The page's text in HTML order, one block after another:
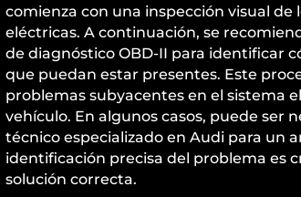
comienza con una inspección visual de
eléctricas. A continuación, se
de diagnóstico OBD-II para identificar
que puedan estar presentes. Este
problemas subyacentes en el sistema
vehículo. En algunos casos, puede ser
técnico especializado en Audi para un
identificación precisa del problema es
solución correcta.